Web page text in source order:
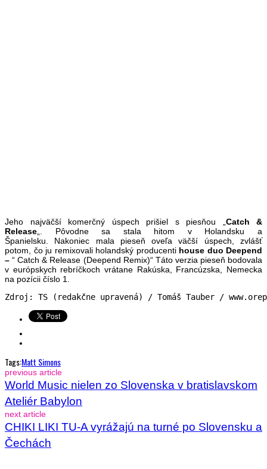
Jeho najväčší komerčný úspech prišiel s piesňou „ Catch &
Release „. Pôvodne sa stala hitom v Holandsku a
Španielsku. Nakoniec mala pieseň oveľa väčší úspech, zvlášť
potom, čo ju remixovali holandský producenti house duo Deepend
–“ Catch & Release (Deepend Remix)“ Táto verzia pieseň bodovala
v európskych rebríčkoch vrátane Rakúska, Francúzska, Nemecka
na pozícii číslo 1.
Zdroj: TS (redakčne upravená) / Tomáš Tauber /
Tags:Matt Simons
previous article
World Music nielen zo Slovenska v bratislavskom
Ateliér Babylon
next article
CHIKI LIKI TU-A vyrážajú na turné po Slovensku a
Čechách